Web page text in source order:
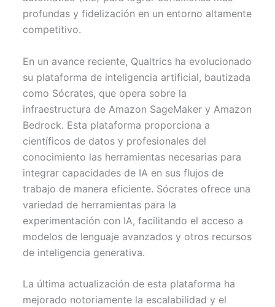
profundas y fidelización en un entorno altamente
competitivo.
En un avance reciente, Qualtrics ha evolucionado
su plataforma de inteligencia artificial, bautizada
como Sócrates, que opera sobre la
infraestructura de Amazon SageMaker y Amazon
Bedrock. Esta plataforma proporciona a
científicos de datos y profesionales del
conocimiento las herramientas necesarias para
integrar capacidades de IA en sus flujos de
trabajo de manera eficiente. Sócrates ofrece una
variedad de herramientas para la
experimentación con IA, facilitando el acceso a
modelos de lenguaje avanzados y otros recursos
de inteligencia generativa.
La última actualización de esta plataforma ha
mejorado notoriamente la escalabilidad y el